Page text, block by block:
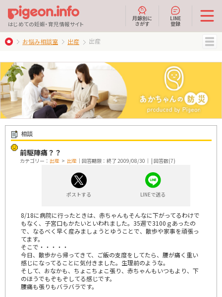
はじめての妊娠・育児情報サイト
月齢別に
さがす
LINE
登録
お悩み相談室 出産 出産
相談
前駆陣痛？？
カテゴリー： 出産 > 出産 ｜回答期限：終了 2009/08/30｜ | 回答数(7)
ポストする LINEで送る
8/18に病院に行ったときは、赤ちゃんもそんなに下がってるわけで
もなく、子宮口もかたいといわれました。35週で3100ｇあったの
で、なるべく早く産みましょうとゆうことで、散歩や家事を頑張っ
てます。
そこで・・・・・
今日、散歩から帰ってきて、ご飯の支度をしてたら、腰が痛く重い
感じになってることに気付きました。生理前のような。
そして、おなかも、ちょこちょこ張り、赤ちゃんもいつもより、下
のほうでもぞもぞしてる感じです。
腰痛も張りもバラバラです。